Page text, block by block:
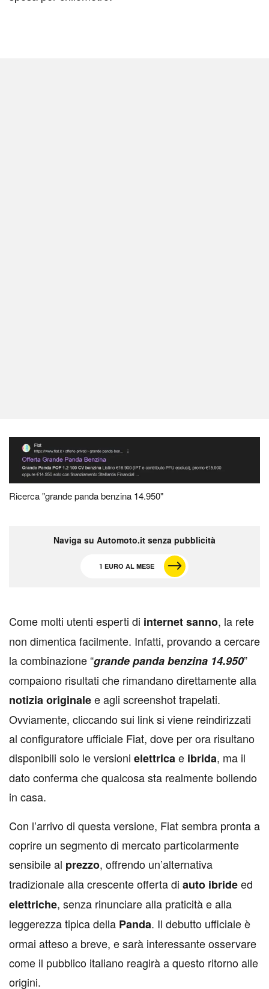
Ricerca "grande panda benzina 14.950"
Naviga su Automoto.it senza pubblicità
1 EURO AL MESE
Come molti utenti esperti di internet sanno, la rete
non dimentica facilmente. Infatti, provando a cercare
la combinazione “grande panda benzina 14.950”
compaiono risultati che rimandano direttamente alla
notizia originalee agli screenshot trapelati.
Ovviamente, cliccando sui link si viene reindirizzati
al configuratore ufficiale Fiat, dove per ora risultano
disponibili solo le versioni elettricae ibrida, ma il
dato conferma che qualcosa sta realmente bollendo
in casa.
Con l’arrivo di questa versione, Fiat sembra pronta a
coprire un segmento di mercato particolarmente
sensibile al prezzo, offrendo un’alternativa
tradizionale alla crescente offerta di auto ibrideed
elettriche, senza rinunciare alla praticità e alla
leggerezza tipica della Panda. Il debutto ufficiale è
ormai atteso a breve, e sarà interessante osservare
come il pubblico italiano reagirà a questo ritorno alle
origini.